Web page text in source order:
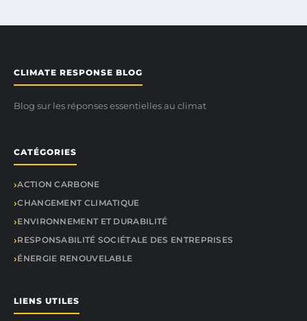
CLIMATE RESPONSE BLOG
Blog sur les réponses essentielles au climat
CATÉGORIES
ACTION CARBONE
CHANGEMENT CLIMATIQUE
ENVIRONNEMENT ET DURABILITÉ
RESPONSABILITÉ SOCIÉTALE DES ENTREPRISES
ÉNERGIE RENOUVELABLE
LIENS UTILES